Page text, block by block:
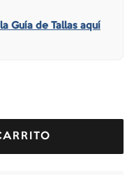
Guía de Tallas aquí